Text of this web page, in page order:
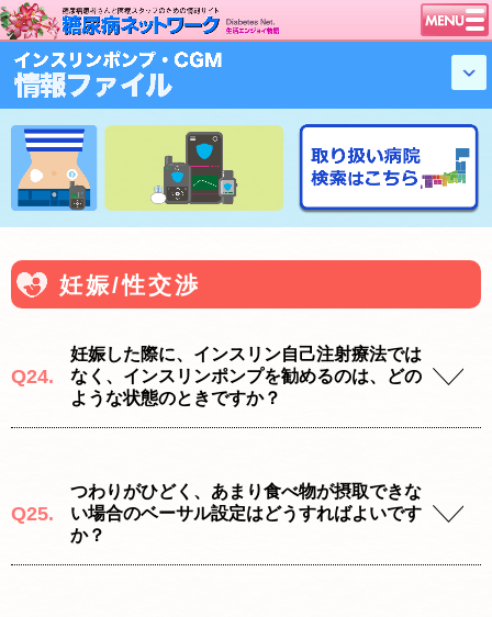
トップページ
ニュース
学会・イベント
談話室BBS
糖尿病のきほん
特集・連載 一覧へ
腎臓の健康道
インスリンポンプ
血糖トレンド
1型ライフ妊娠/性交渉
Q24.
妊娠した際に、インスリン自己注射療法では
なく、インスリンポンプを勧めるのは、どの
ような状態のときですか？
Q25.
つわりがひどく、あまり食べ物が摂取できな
い場合のベーサル設定はどうすればよいです
か？